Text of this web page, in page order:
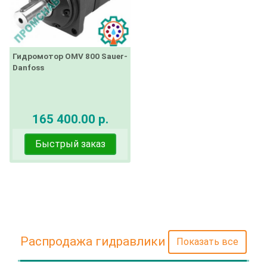
Гидромотор OMV 800 Sauer-
Danfoss
165 400.00 р.
Быстрый заказ
Распродажа гидравлики Показать все